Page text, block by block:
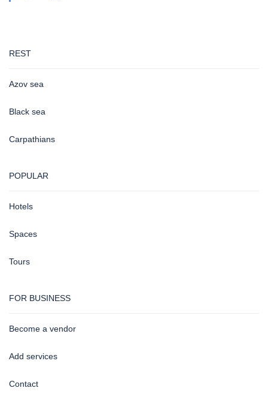
REST
Azov sea
Black sea
Carpathians
POPULAR
Hotels
Spaces
Tours
FOR BUSINESS
Become a vendor
Add services
Contact